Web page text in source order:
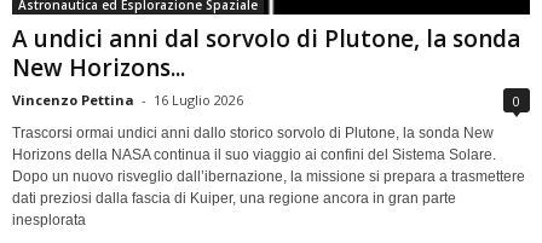
Astronautica ed Esplorazione Spaziale
A undici anni dal sorvolo di Plutone, la sonda
New Horizons...
Vincenzo Pettina - 16 Luglio 2026 0
Trascorsi ormai undici anni dallo storico sorvolo di Plutone, la sonda New
Horizons della NASA continua il suo viaggio ai confini del Sistema Solare.
Dopo un nuovo risveglio dall’ibernazione, la missione si prepara a trasmettere
dati preziosi dalla fascia di Kuiper, una regione ancora in gran parte
inesplorata